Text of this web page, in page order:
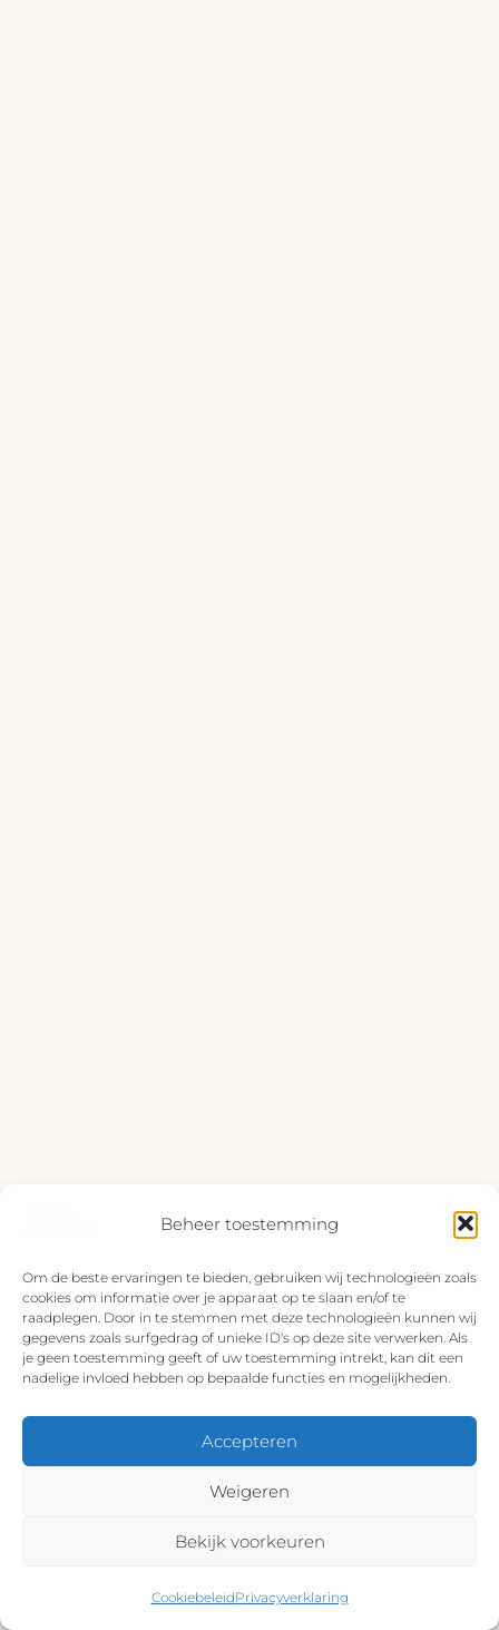
Beheer toestemming
Om de beste ervaringen te bieden, gebruiken wij technologieën zoals
cookies om informatie over je apparaat op te slaan en/of te
raadplegen. Door in te stemmen met deze technologieën kunnen wij
gegevens zoals surfgedrag of unieke ID's op deze site verwerken. Als
je geen toestemming geeft of uw toestemming intrekt, kan dit een
nadelige invloed hebben op bepaalde functies en mogelijkheden.
Accepteren
Weigeren
Bekijk voorkeuren
CookiebeleidPrivacyverklaring